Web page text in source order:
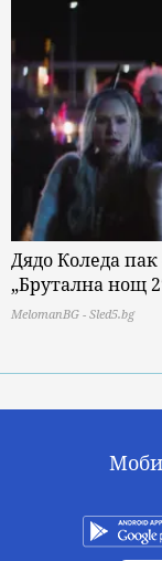
Дядо Коледа
„Брутална нощ
MelomanBG - Sled5.bg